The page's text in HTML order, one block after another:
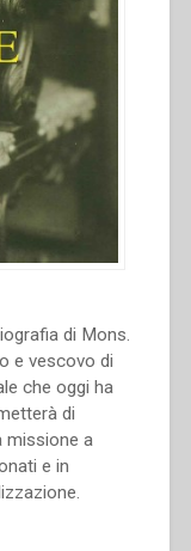
di Mons.
e vescovo di
che oggi ha
di
missione a
e in